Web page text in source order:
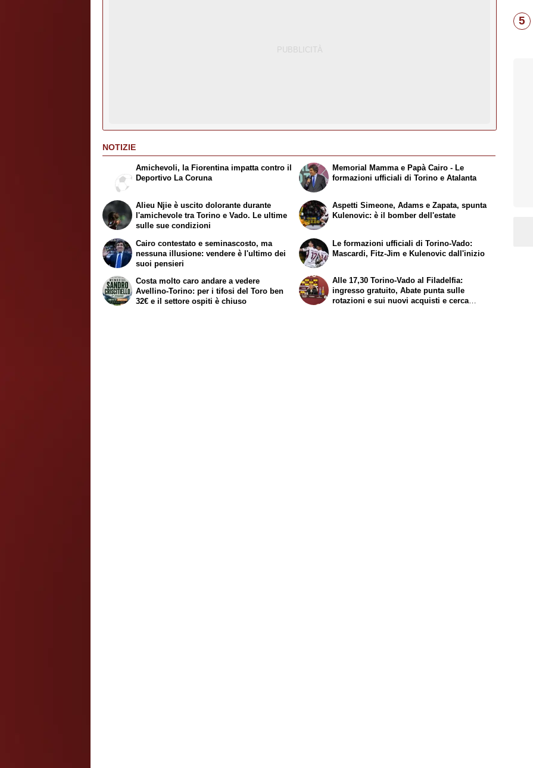
NOTIZIE
Amichevoli, la Fiorentina impatta contro il
Deportivo La Coruna
Alieu Njie è uscito dolorante durante
l'amichevole tra Torino e Vado. Le ultime
sulle sue condizioni
Memorial Mamma e Papà Cairo - Le
formazioni ufficiali di Torino e Atalanta
Aspetti Simeone, Adams e Zapata, spunta
Kulenovic: è il bomber dell'estate
Cairo contestato e seminascosto, ma
nessuna illusione: vendere è l'ultimo dei
suoi pensieri
Costa molto caro andare a vedere
Avellino-Torino: per i tifosi del Toro ben
32€ e il settore ospiti è chiuso
Le formazioni ufficiali di Torino-Vado:
Mascardi, Fitz-Jim e Kulenovic dall'inizio
Alle 17,30 Torino-Vado al Filadelfia:
ingresso gratuito, Abate punta sulle
rotazioni e sui nuovi acquisti e cerca
5